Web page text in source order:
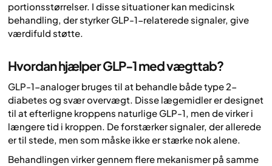
portionsstørrelser. I disse situationer kan medicinsk
behandling, der styrker GLP-1-relaterede signaler, give
værdifuld støtte.
Hvordan hjælper GLP-1 med vægttab?
GLP-1-analoger bruges til at behandle både type 2-
diabetes og svær overvægt. Disse lægemidler er designet
til at efterligne kroppens naturlige GLP-1, men de virker i
længere tid i kroppen. De forstærker signaler, der allerede
er til stede, men som måske ikke er stærke nok alene.
Behandlingen virker gennem flere mekanismer på samme